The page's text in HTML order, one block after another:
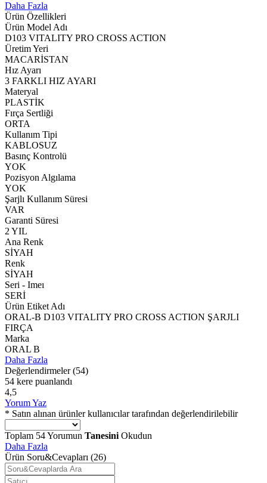
Daha Fazla
Ürün Özellikleri
Ürün Model Adı
D103 VITALITY PRO CROSS ACTION
Üretim Yeri
MACARİSTAN
Hız Ayarı
3 FARKLI HIZ AYARI
Materyal
PLASTİK
Fırça Sertliği
ORTA
Kullanım Tipi
KABLOSUZ
Basınç Kontrolü
YOK
Pozisyon Algılama
YOK
Şarjlı Kullanım Süresi
VAR
Garanti Süresi
2 YIL
Ana Renk
SİYAH
Renk
SİYAH
Seri - Imeı
SERİ
Ürün Etiket Adı
ORAL-B D103 VITALITY PRO CROSS ACTION ŞARJLI
FIRÇA
Marka
ORAL B
Daha Fazla
Değerlendirmeler (54)
54 kere puanlandı
4,5
Yorum Yaz
* Satın alınan ürünler kullanıcılar tarafından değerlendirilebilir
Toplam 54Yorumun Tanesini Okudun
Daha Fazla
Ürün Soru&Cevapları (26)